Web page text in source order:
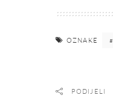
OZNAKE
PODIJELI